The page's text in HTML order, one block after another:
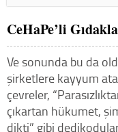
CeHaPe’li
Ve sonunda bu da
şirketlere kayyum
çevreler,
çıkartan hükumet,
dikti” gibi